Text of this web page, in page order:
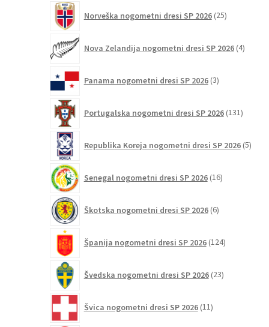
Norveška nogometni dresi SP 2026 25izdelkov
Nova Zelandija nogometni dresi SP 2026 4izdelki
Panama nogometni dresi SP 2026 3izdelki
Portugalska nogometni dresi SP 2026 131
Republika Koreja nogometni dresi SP 2026 5
Senegal nogometni dresi SP 2026 16izdelkov
Škotska nogometni dresi SP 2026 6izdelkov
Španija nogometni dresi SP 2026 124izdelkov
Švedska nogometni dresi SP 2026 23izdelkov
Švica nogometni dresi SP 2026 11izdelkov